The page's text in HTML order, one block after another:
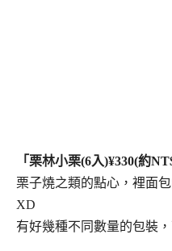
「栗林小栗(6入)¥330(約
栗子燒之類的點心，裡面
XD
有好幾種不同數量的包裝